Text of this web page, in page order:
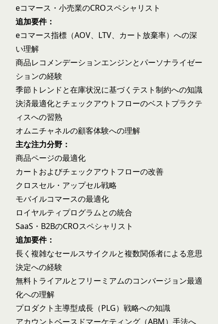
eコマース・小売業のCROスペシャリスト
追加要件：
eコマース指標（AOV、LTV、カート放棄率）への深
い理解
商品レコメンデーションエンジンとパーソナライゼー
ションの経験
季節トレンドと在庫状況に基づくテスト制約への知識
決済最適化とチェックアウトフローのベストプラクテ
ィスへの習熟
オムニチャネルの顧客体験への理解
主な注力分野：
商品ページの最適化
カートおよびチェックアウトフローの改善
クロスセル・アップセル戦略
モバイルコマースの最適化
ロイヤルティプログラムとの統合
SaaS・B2BのCROスペシャリスト
追加要件：
長く複雑なセールスサイクルと複数関係者による意思
決定への経験
無料トライアルとフリーミアムのコンバージョン最適
化への理解
プロダクト主導型成長（PLG）戦略への知識
アカウントベースドマーケティング（ABM）手法へ